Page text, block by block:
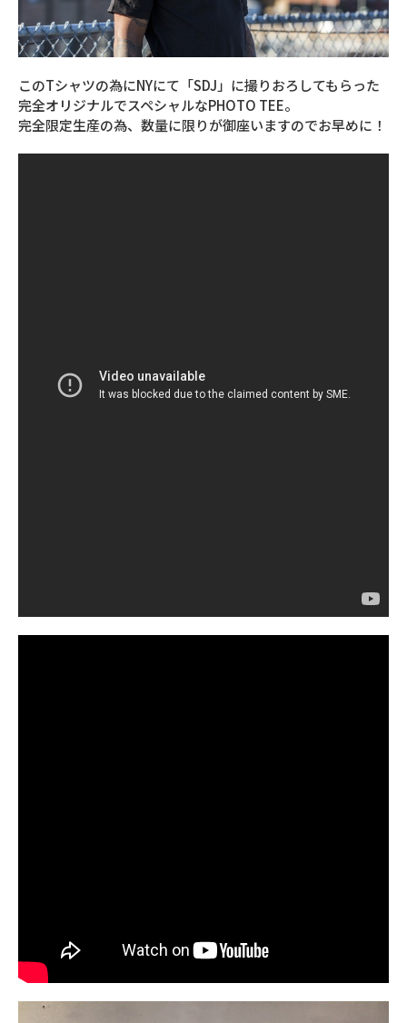
このTシャツの為にNYにて「SDJ」に撮りおろしてもらった
完全オリジナルでスペシャルなPHOTO TEE。
完全限定生産の為、数量に限りが御座いますのでお早めに！